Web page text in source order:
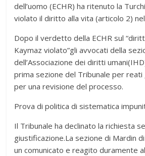
dell’uomo (ECHR) ha ritenuto la
violato il diritto alla vita (articolo 2)
Dopo il verdetto della ECHR sul
Kaymaz violato”gli avvocati della
dell’Associazione dei diritti
prima sezione del Tribunale per reati
per una revisione del processo.
Prova di politica di sistematica
Il Tribunale ha declinato la richiesta
giustificazione.La sezione di Mardin
un comunicato e reagito duramente